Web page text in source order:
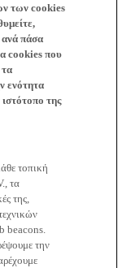
των cookies
ανά πάσα
cookies που
τα
ενότητα
της
τοπική
τα
της,
beacons.
την